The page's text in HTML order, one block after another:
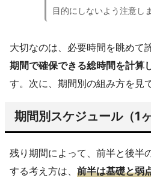
目的にしないよう注意し
大切なのは、必要時間を眺めて
期間で確保できる総時間を計算
す。次に、期間別の組み方を見
期間別スケジュール（1
残り期間によって、前半と後半
する考え方は、 前半は基礎と弱